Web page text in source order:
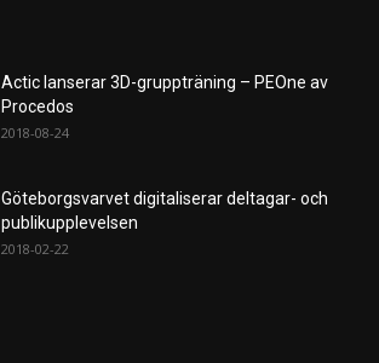
Actic lanserar 3D-gruppträning – PEOne av
Procedos
2018-08-24
Göteborgsvarvet digitaliserar deltagar- och
publikupplevelsen
2018-02-22